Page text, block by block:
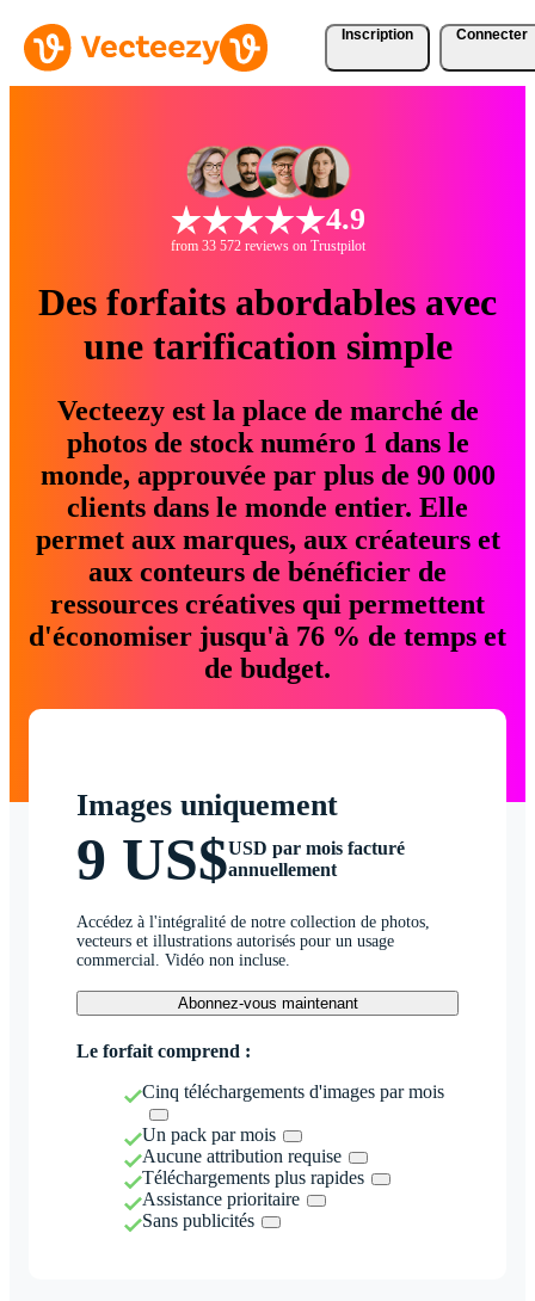
Inscription Connecter
4.9
from 33 572 reviews on Trustpilot
Des forfaits abordables avec
une tarification simple
Vecteezy est la place de marché de
photos de stock numéro 1 dans le
monde, approuvée par plus de 90 000
clients dans le monde entier. Elle
permet aux marques, aux créateurs et
aux conteurs de bénéficier de
ressources créatives qui permettent
d'économiser jusqu'à 76 % de temps et
de budget.
Images uniquement
9 US$USD par mois facturé
annuellement
Accédez à l'intégralité de notre collection de photos,
vecteurs et illustrations autorisés pour un usage
commercial. Vidéo non incluse.
Abonnez-vous maintenant
Le forfait comprend :
Cinq téléchargements d'images par mois
Un pack par mois
Aucune attribution requise
Téléchargements plus rapides
Assistance prioritaire
Sans publicités